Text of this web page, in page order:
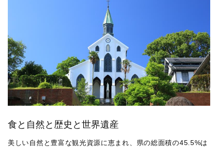
食と自然と歴史と世界遺産
美しい自然と豊富な観光資源に恵まれ、県の総面積の45.5%は